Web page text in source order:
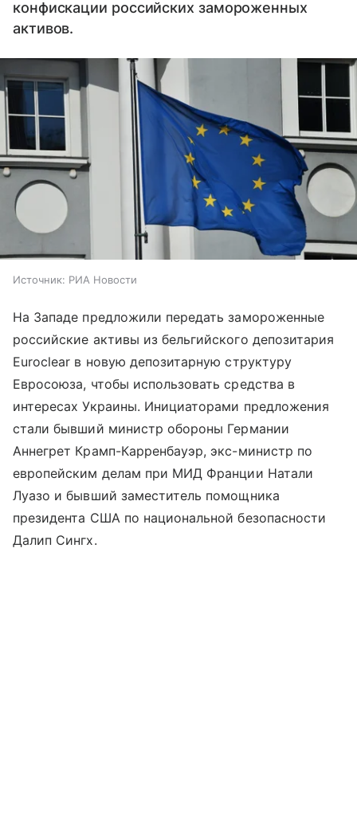
конфискации российских замороженных
активов.
Источник: РИА Новости
На Западе предложили передать замороженные
российские активы из бельгийского депозитария
Euroclear в новую депозитарную структуру
Евросоюза, чтобы использовать средства в
интересах Украины. Инициаторами предложения
стали бывший министр обороны Германии
Аннегрет Крамп-Карренбауэр, экс-министр по
европейским делам при МИД Франции Натали
Луазо и бывший заместитель помощника
президента США по национальной безопасности
Далип Сингх.